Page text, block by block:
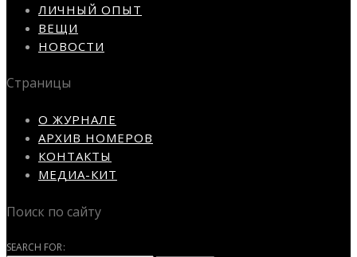
ЛИЧНЫЙ ОПЫТ
ВЕЩИ
НОВОСТИ
Страницы
О ЖУРНАЛЕ
АРХИВ НОМЕРОВ
КОНТАКТЫ
МЕДИА-КИТ
Поиск по сайту
SEARCH FOR: